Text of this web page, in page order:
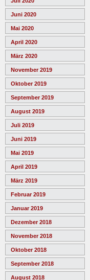
Juni 2020
Mai 2020
April 2020
März 2020
November 2019
Oktober 2019
September 2019
August 2019
Juli 2019
Juni 2019
Mai 2019
April 2019
März 2019
Februar 2019
Januar 2019
Dezember 2018
November 2018
Oktober 2018
September 2018
August 2018